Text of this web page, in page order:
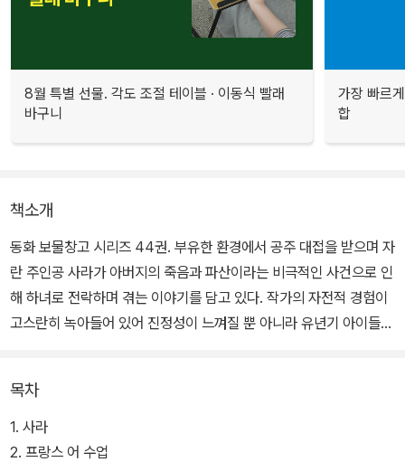
8월 특별 선물. 각도 조절 테이블 · 이동식 빨래
바구니
가장 빠르
합
책소개
동화 보물창고 시리즈 44권. 부유한 환경에서 공주 대접을 받으며 자
란 주인공 사라가 아버지의 죽음과 파산이라는 비극적인 사건으로 인
해 하녀로 전락하며 겪는 이야기를 담고 있다. 작가의 자전적 경험이
고스란히 녹아들어 있어 진정성이 느껴질 뿐 아니라 유년기 아이들의
상상력이 풍부하고 이야기를 지어 친구들에게 들려주기를 좋아하는
사라는 아빠인 크루 대위와 헤어져 홀로 런던의 기숙 학교에서 생활
목차
1. 사라
2. 프랑스 어 수업